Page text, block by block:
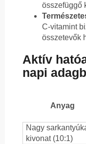
összefüggő
C-vitamint
összetevők
Aktív
napi
Anyag
Nagy
kivonat (10:1)